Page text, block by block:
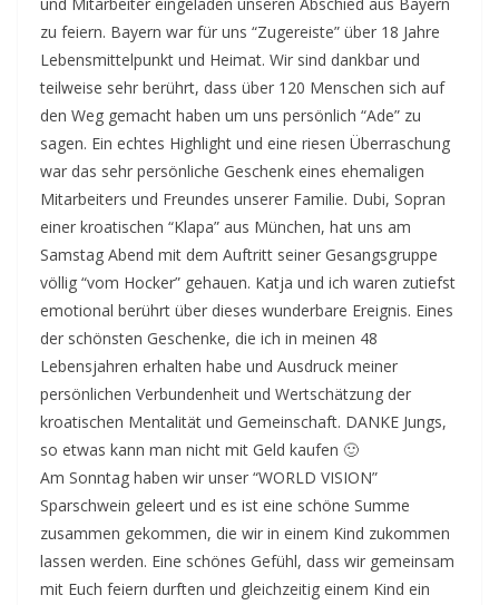
zu feiern. Bayern war für uns “Zugereiste” über 18 Jahre
Lebensmittelpunkt und Heimat. Wir sind dankbar und
teilweise sehr berührt, dass über 120 Menschen sich auf
den Weg gemacht haben um uns persönlich “Ade” zu
sagen. Ein echtes Highlight und eine riesen Überraschung
war das sehr persönliche Geschenk eines ehemaligen
Mitarbeiters und Freundes unserer Familie. Dubi, Sopran
einer kroatischen “Klapa” aus München, hat uns am
Samstag Abend mit dem Auftritt seiner Gesangsgruppe
völlig “vom Hocker” gehauen. Katja und ich waren zutiefst
emotional berührt über dieses wunderbare Ereignis. Eines
der schönsten Geschenke, die ich in meinen 48
Lebensjahren erhalten habe und Ausdruck meiner
persönlichen Verbundenheit und Wertschätzung der
kroatischen Mentalität und Gemeinschaft. DANKE Jungs,
so etwas kann man nicht mit Geld kaufen 🙂
Am Sonntag haben wir unser “WORLD VISION”
Sparschwein geleert und es ist eine schöne Summe
zusammen gekommen, die wir in einem Kind zukommen
lassen werden. Eine schönes Gefühl, dass wir gemeinsam
mit Euch feiern durften und gleichzeitig einem Kind ein